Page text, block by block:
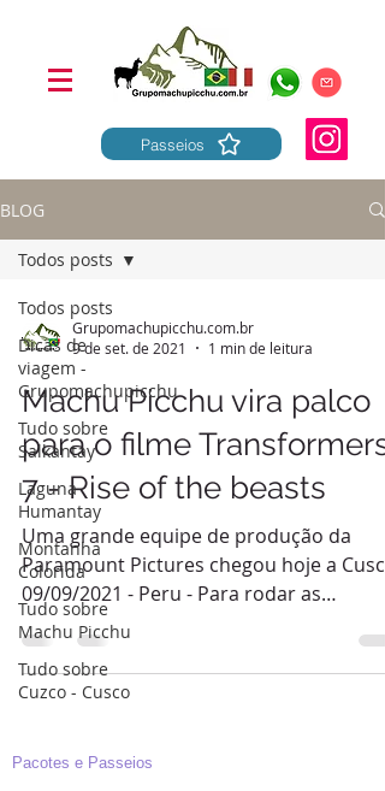
Passeios
BLOG
Todos posts
Dicas de
viagem -
Grupomachupicchu
Tudo sobre
Salkantay
Laguna
Humantay
Montanha
Colorida
Tudo sobre
Machu Picchu
Tudo sobre
Cuzco - Cusco
Todos posts
Grupomachupicchu.com.br
9 de set. de 2021
1 min de leitura
Machu Picchu vira palco
para o filme Transformers
7 - Rise of the beasts
Uma grande equipe de produção da
Paramount Pictures chegou hoje a Cusco
09/09/2021 - Peru - Para rodar as
primeiras cenas do filme...
Pacotes e Passeios